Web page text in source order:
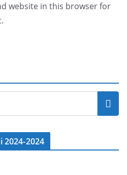
website in this browser for
2024-2024